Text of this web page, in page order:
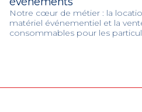
Notre cœur de métier : la
matériel événementiel et la
consommables pour les